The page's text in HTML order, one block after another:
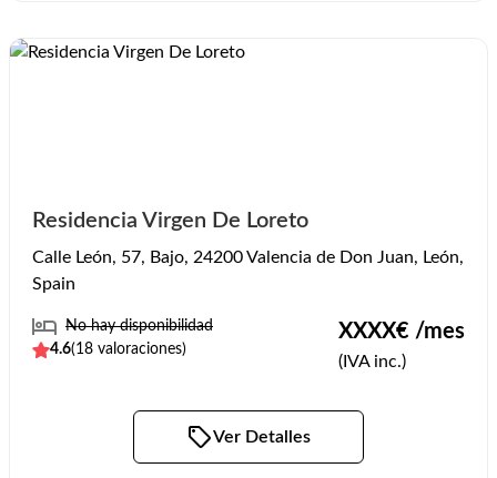
Residencia Virgen De Loreto
Calle León, 57, Bajo, 24200 Valencia de Don Juan, León,
Spain
No hay disponibilidad
4.6(18 valoraciones)
XXXX€ /mes
(IVA inc.)
Ver Detalles